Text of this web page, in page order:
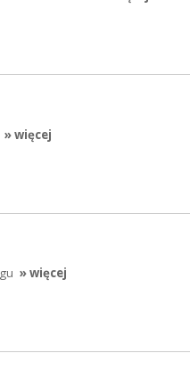
» więcej
» więcej